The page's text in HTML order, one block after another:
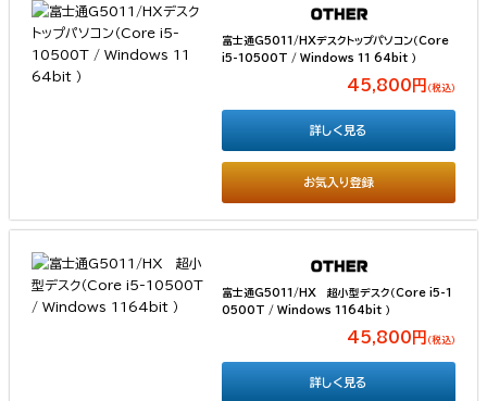
富士通G5011/HXデスクトップパソコン（Core
i5-10500T / Windows 11 64bit ）
45,800円 （税込）
お気入り登録
詳しく見る
富士通G5011/HX 超小型デスク（Core i5-1
0500T / Windows 1164bit ）
45,800円 （税込）
詳しく見る